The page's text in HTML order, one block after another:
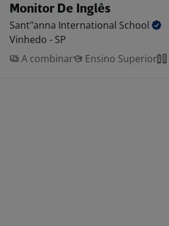
Monitor De Inglês
Sant"anna International School
Vinhedo - SP
A combinar
Ensino Superior